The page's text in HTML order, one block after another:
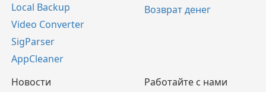
Local Backup
Video Converter
SigParser
AppCleaner
Возврат денег
Новости
Работайте с нами